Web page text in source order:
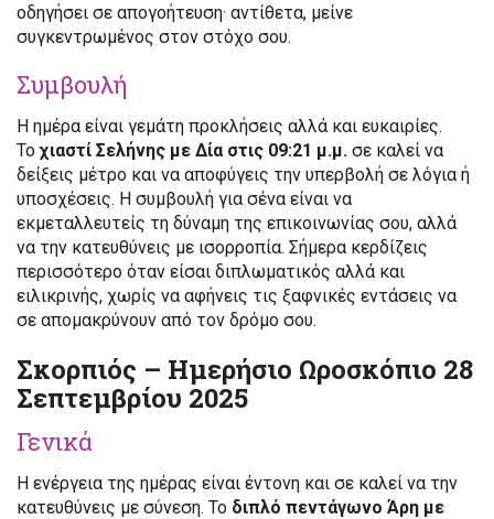
οδηγήσει σε απογοήτευση· αντίθετα, μείνε
συγκεντρωμένος στον στόχο σου.
Συμβουλή
Η ημέρα είναι γεμάτη προκλήσεις αλλά και ευκαιρίες.
Τοχιαστί Σελήνης με Δία στις 09:21 μ.μ. σε καλεί να
δείξεις μέτρο και να αποφύγεις την υπερβολή σε λόγια ή
υποσχέσεις. Η συμβουλή για σένα είναι να
εκμεταλλευτείς τη δύναμη της επικοινωνίας σου, αλλά
να την κατευθύνεις με ισορροπία. Σήμερα κερδίζεις
περισσότερο όταν είσαι διπλωματικός αλλά και
ειλικρινής, χωρίς να αφήνεις τις ξαφνικές εντάσεις να
σε απομακρύνουν από τον δρόμο σου.
Σκορπιός – Ημερήσιο Ωροσκόπιο 28
Σεπτεμβρίου 2025
Γενικά
Η ενέργεια της ημέρας είναι έντονη και σε καλεί να την
κατευθύνεις με σύνεση. Το διπλό πεντάγωνο Άρη με